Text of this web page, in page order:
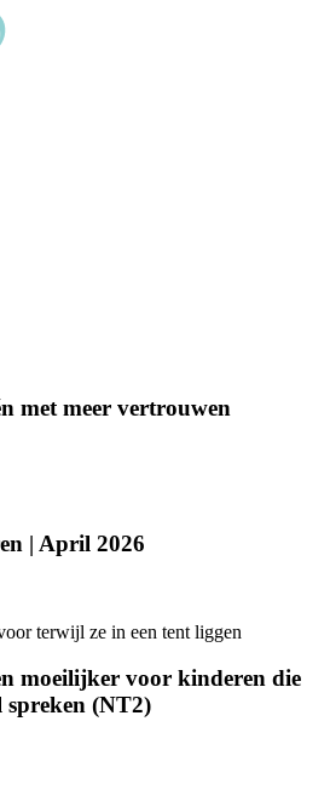
met meer vertrouwen
| April 2026
moeilijker voor kinderen die
spreken (NT2)